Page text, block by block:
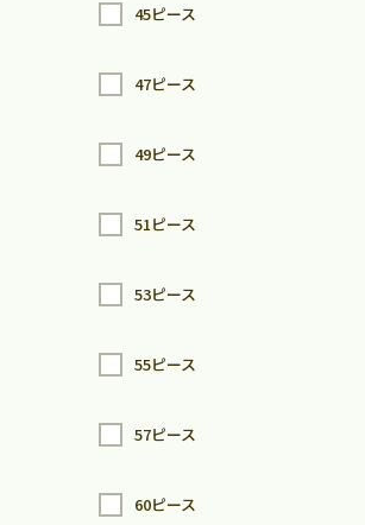
45ピース
47ピース
49ピース
51ピース
53ピース
55ピース
57ピース
60ピース